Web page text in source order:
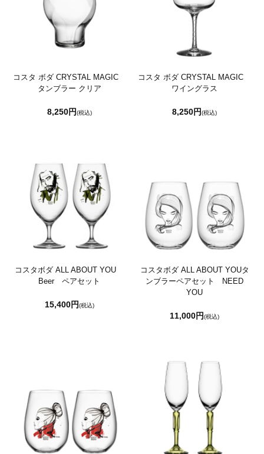
コスタ ボダ CRYSTAL MAGIC
タンブラー クリア
8,250円(税込)
コスタ ボダ CRYSTAL MAGIC
ワイングラス
8,250円(税込)
コスタボダ ALL ABOUT YOU
Beer ペアセット
15,400円(税込)
コスタボダ ALL ABOUT YOUタ
ンブラーペアセット NEED
YOU
11,000円(税込)